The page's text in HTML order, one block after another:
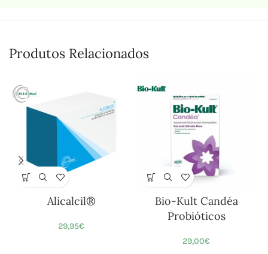
Produtos Relacionados
Alicalcil®
29,95€
Bio-Kult Candéa
Probióticos
29,00€